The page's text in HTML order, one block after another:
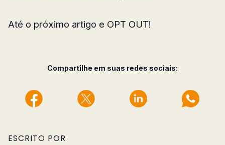
Até o próximo artigo e OPT OUT!
Compartilhe em suas redes sociais:
ESCRITO POR